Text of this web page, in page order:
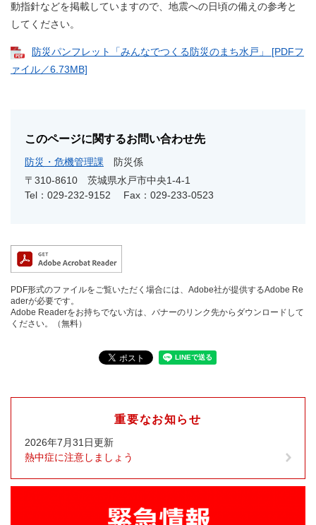
動指針などを掲載していますので、地震への日頃の備えの参考と
してください。
防災パンフレット「みんなでつくる防災のまち水戸」 [PDFフ
ァイル／6.73MB]
このページに関するお問い合わせ先
防災・危機管理課
防災係
〒310-8610
茨城県水戸市中央1-4-1
Tel：029-232-9152
Fax：029-233-0523
PDF形式のファイルをご覧いただく場合には、Adobe社が提供するAdobe Re
aderが必要です。
Adobe Readerをお持ちでない方は、バナーのリンク先からダウンロードして
ください。（無料）
重要なお知らせ
2026年7月31日更新
熱中症に注意しましょう